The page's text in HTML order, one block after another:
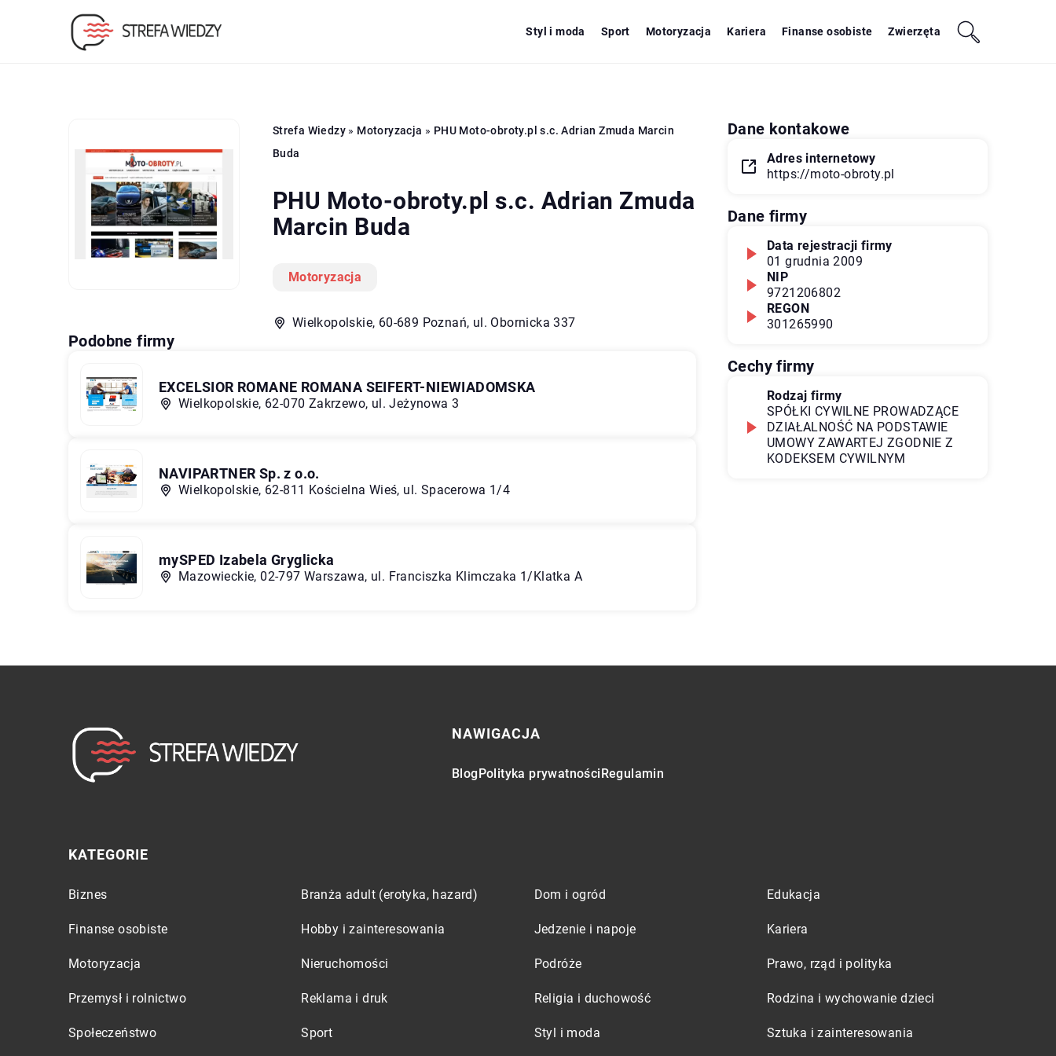
Styl i moda Sport Motoryzacja Kariera Finanse osobiste Zwierzęta
Strefa Wiedzy» Motoryzacja » PHU Moto-obroty.pl s.c. Adrian Zmuda Marcin
Buda
PHU Moto-obroty.pl s.c. Adrian Zmuda
Marcin Buda
Motoryzacja
Wielkopolskie, 60-689 Poznań, ul. Obornicka 337
Podobne firmy
EXCELSIOR ROMANE ROMANA SEIFERT-NIEWIADOMSKA
Wielkopolskie, 62-070 Zakrzewo, ul. Jeżynowa 3
NAVIPARTNER Sp. z o.o.
Wielkopolskie, 62-811 Kościelna Wieś, ul. Spacerowa 1/4
mySPED Izabela Gryglicka
Mazowieckie, 02-797 Warszawa, ul. Franciszka Klimczaka 1/Klatka A
Dane kontakowe
Adres internetowy
https://moto-obroty.pl
Dane firmy
Data rejestracji firmy
01 grudnia 2009
NIP
9721206802
REGON
301265990
Cechy firmy
Rodzaj firmy
SPÓŁKI CYWILNE PROWADZĄCE
DZIAŁALNOŚĆ NA PODSTAWIE
UMOWY ZAWARTEJ ZGODNIE Z
KODEKSEM CYWILNYM
NAWIGACJA
BlogPolityka prywatnościRegulamin
KATEGORIE
Biznes Branża adult (erotyka, hazard) Dom i ogród Edukacja
Finanse osobiste Hobby i zainteresowania Jedzenie i napoje Kariera
Motoryzacja Nieruchomości Podróże Prawo, rząd i polityka
Przemysł i rolnictwo Reklama i druk Religia i duchowość Rodzina i wychowanie dzieci
Społeczeństwo Sport Styl i moda Sztuka i zainteresowania